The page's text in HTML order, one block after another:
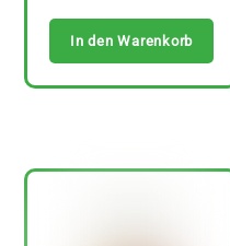
In den Warenkorb